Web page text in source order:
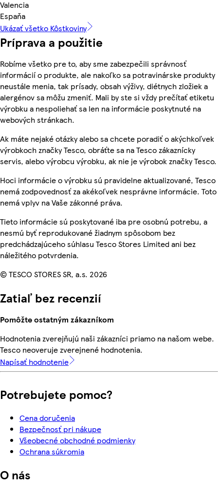
Valencia
Espaňa
Ukázať všetko Kôstkoviny
Príprava a použitie
Robíme všetko pre to, aby sme zabezpečili správnosť
informácií o produkte, ale nakoľko sa potravinárske produkty
neustále menia, tak prísady, obsah výživy, diétnych zložiek a
alergénov sa môžu zmeniť. Mali by ste si vždy prečítať etiketu
výrobku a nespoliehať sa len na informácie poskytnuté na
webových stránkach.
Ak máte nejaké otázky alebo sa chcete poradiť o akýchkoľvek
výrobkoch značky Tesco, obráťte sa na Tesco zákaznícky
servis, alebo výrobcu výrobku, ak nie je výrobok značky Tesco.
Hoci informácie o výrobku sú pravidelne aktualizované, Tesco
nemá zodpovednosť za akékoľvek nesprávne informácie. Toto
nemá vplyv na Vaše zákonné práva.
Tieto informácie sú poskytované iba pre osobnú potrebu, a
nesmú byť reprodukované žiadnym spôsobom bez
predchádzajúceho súhlasu Tesco Stores Limited ani bez
náležitého potvrdenia.
© TESCO STORES SR, a.s. 2026
Zatiaľ bez recenzií
Pomôžte ostatným zákazníkom
Hodnotenia zverejňujú naši zákazníci priamo na našom webe.
Tesco neoveruje zverejnené hodnotenia.
Napísať hodnotenie
Potrebujete pomoc?
Cena doručenia
Bezpečnosť pri nákupe
Všeobecné obchodné podmienky
Ochrana súkromia
O nás